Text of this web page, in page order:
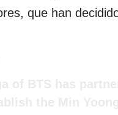
que han